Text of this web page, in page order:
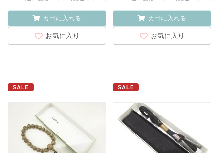
カゴに入れる
お気に入り
カゴに入れる
お気に入り
SALE SALE